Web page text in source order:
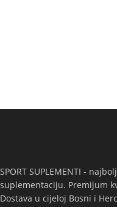
SPORT SUPLEMENTI -
suplementaciju. Premijum
Dostava u cijeloj Bosni i